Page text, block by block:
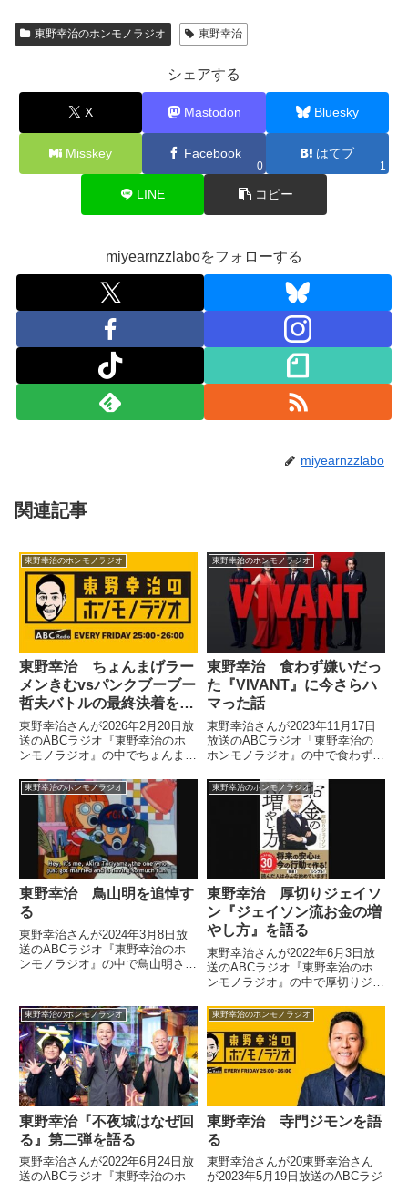
東野幸治のホンモノラジオ 東野幸治
シェアする
X Mastodon Bluesky
Misskey Facebook
0
はてブ
1
LINE コピー
miyearnzzlaboをフォローする
miyearnzzlabo
関連記事
東野幸治のホンモノラジオ
東野幸治 ちょんまげラー
メンきむvsパンクブーブー
哲夫バトルの最終決着を語
る
東野幸治さんが2026年2月20日放
送のABCラジオ『東野幸治のホ
ンモノラジオ』の中でちょんまげ
ー哲夫さんのバトルの続報を紹
介。各方面から寄せられた情報を
紹介しつつ、和解動画を発表した
2人の現在の状況を話していまし
た。
東野幸治のホンモノラジオ
東野幸治 食わず嫌いだっ
た『VIVANT』に今さらハ
マった話
東野幸治さんが2023年11月17日
放送のABCラジオ「東野幸治の
ホンモノラジオ』の中で食わず嫌
『VIVANT』を見て、今さらハマ
ってしまった話をしていました。
東野幸治のホンモノラジオ
東野幸治 鳥山明を追悼す
る
東野幸治さんが2024年3月8日放
送のABCラジオ『東野幸治のホ
ンモノラジオ』の中で鳥山明さん
東野幸治のホンモノラジオ
東野幸治 厚切りジェイソ
ン『ジェイソン流お金の増
やし方』を語る
東野幸治さんが2022年6月3日放
送のABCラジオ『東野幸治のホ
ンモノラジオ』の中で厚切りジェ
ソン流お金の増やし方』について
話していました。
東野幸治のホンモノラジオ
東野幸治『不夜城はなぜ回
る』第二弾を語る
東野幸治さんが2022年6月24日放
送のABCラジオ『東野幸治のホ
東野幸治のホンモノラジオ
東野幸治 寺門ジモンを語
る
東野幸治さんが20東野幸治さん
が2023年5月19日放送のABCラジ